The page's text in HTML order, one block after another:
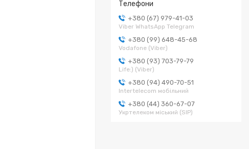
+380 (67) 979-41-03
Viber WhatsApp Telegram
+380 (99) 648-45-68
Vodafone (Viber)
+380 (93) 703-79-79
Life:) (Viber)
+380 (94) 490-70-51
Intertelecom мобільний
+380 (44) 360-67-07
Укртелеком міський (SIP)